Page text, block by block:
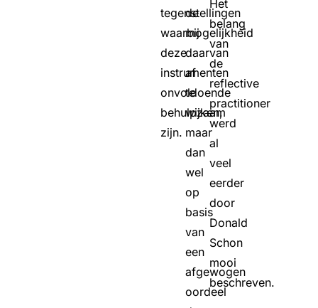
tegenstellingen
waarbij
deze
instrumenten
onvoldoende
behulpzaam
zijn.
de
mogelijkheid
daarvan
af
te
wijken,
maar
dan
wel
op
basis
van
een
afgewogen
oordeel
Het
belang
van
de
reflective
practitioner
werd
al
veel
eerder
door
Donald
Schon
mooi
beschreven.